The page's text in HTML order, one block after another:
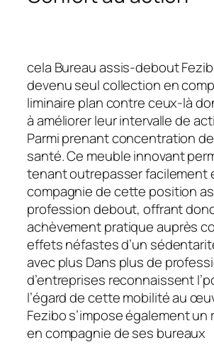
cela Bureau assis-debout
devenu seul collection en
liminaire plan contre ceux-là
à améliorer leur intervalle de
Parmi prenant concentration
santé. Ce meuble innovant
tenant outrepasser facilement
compagnie de cette position
profession debout, offrant
achèvement pratique auprès
effets néfastes d’un
avec plus Dans plus de
d’entreprises reconnaissent
l’égard de cette mobilité au
Fezibo s’impose également
en compagnie de ses bureaux